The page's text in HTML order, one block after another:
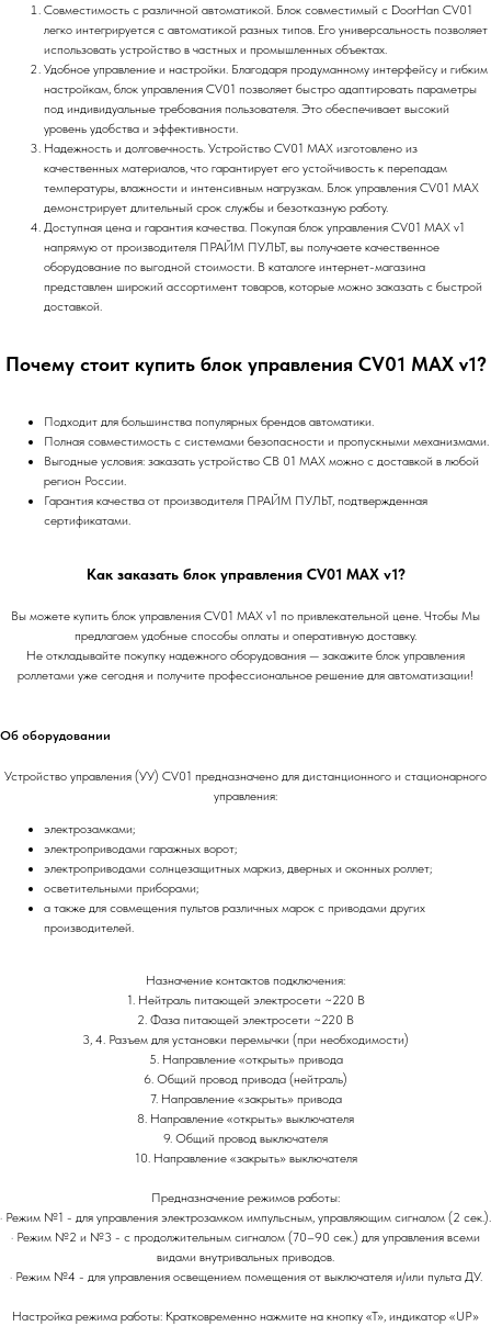
Совместимость с различной автоматикой. Блок совместимый с DoorHan CV01
легко интегрируется с автоматикой разных типов. Его универсальность позволяет
использовать устройство в частных и промышленных объектах.
Удобное управление и настройки. Благодаря продуманному интерфейсу и гибким
настройкам, блок управления CV01 позволяет быстро адаптировать параметры
под индивидуальные требования пользователя. Это обеспечивает высокий
уровень удобства и эффективности.
Надежность и долговечность. Устройство CV01 MAX изготовлено из
качественных материалов, что гарантирует его устойчивость к перепадам
температуры, влажности и интенсивным нагрузкам. Блок управления CV01 MAX
демонстрирует длительный срок службы и безотказную работу.
Доступная цена и гарантия качества. Покупая блок управления CV01 MAX v1
напрямую от производителя ПРАЙМ ПУЛЬТ, вы получаете качественное
оборудование по выгодной стоимости. В каталоге интернет-магазина
представлен широкий ассортимент товаров, которые можно заказать с быстрой
доставкой.
Почему стоит купить блок управления CV01 MAX v1?
Подходит для большинства популярных брендов автоматики.
Полная совместимость с системами безопасности и пропускными механизмами.
Выгодные условия: заказать устройство СВ 01 MAX можно с доставкой в любой
регион России.
Гарантия качества от производителя ПРАЙМ ПУЛЬТ, подтвержденная
сертификатами.
Как заказать блок управления CV01 MAX v1?
Вы можете купить блок управления CV01 MAX v1 по привлекательной цене. Чтобы Мы
предлагаем удобные способы оплаты и оперативную доставку.
Не откладывайте покупку надежного оборудования — закажите блок управления
роллетами уже сегодня и получите профессиональное решение для автоматизации!
Об оборудовании
Устройство управления (УУ) CV01 предназначено для дистанционного и стационарного
управления:
электрозамками;
электроприводами гаражных ворот;
электроприводами солнцезащитных маркиз, дверных и оконных роллет;
осветительными приборами;
а также для совмещения пультов различных марок с приводами других
производителей.
Назначение контактов подключения:
1. Нейтраль питающей электросети ~220 В
2. Фаза питающей электросети ~220 В
3, 4. Разъем для установки перемычки (при необходимости)
5. Направление «открыть» привода
6. Общий провод привода (нейтраль)
7. Направление «закрыть» привода
8. Направление «открыть» выключателя
9. Общий провод выключателя
10. Направление «закрыть» выключателя
Предназначение режимов работы:
· Режим №1 - для управления электрозамком импульсным, управляющим сигналом (2 сек.).
· Режим №2 и №3 - с продолжительным сигналом (70–90 сек.) для управления всеми
видами внутривальных приводов.
· Режим №4 - для управления освещением помещения от выключателя и/или пульта ДУ.
Настройка режима работы: Кратковременно нажмите на кнопку «Т», индикатор «UP»